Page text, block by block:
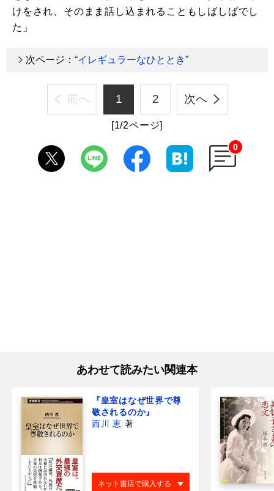
けをされ、そのまま話し込まれることもしばしばでし
た」
次ページ： “イレギュラーなひととき”
前へ 1 2 次へ
[1/2ページ]
0
あわせて読みたい関連本
『皇室はなぜ世界で尊
敬されるのか』
西川 恵 著
ネット書店で購入する